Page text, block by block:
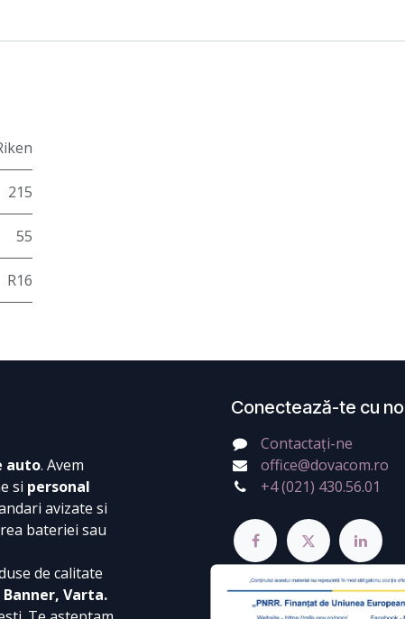
215
55
R16
auto. Avem
si personal
avizate si
bateriei sau
de calitate
Varta.
Conectează-te cu
Contactați-ne
office@dovacom.ro
+4 (021) 430.56.01